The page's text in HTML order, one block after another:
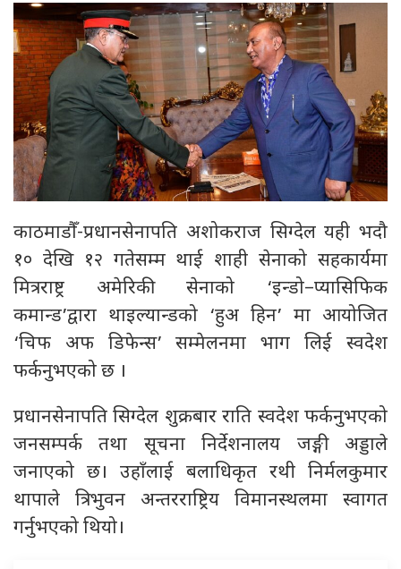
काठमाडौँ-प्रधानसेनापति अशोकराज सिग्देल यही भदौ
१० देखि १२ गतेसम्म थाई शाही सेनाको सहकार्यमा
मित्रराष्ट्र अमेरिकी सेनाको ‘इन्डो–प्यासिफिक
कमान्ड’द्वारा थाइल्यान्डको ‘हुअ हिन’ मा आयोजित
‘चिफ अफ डिफेन्स’ सम्मेलनमा भाग लिई स्वदेश
फर्कनुभएको छ ।
प्रधानसेनापति सिग्देल शुक्रबार राति स्वदेश फर्कनुभएको
जनसम्पर्क तथा सूचना निर्देशनालय जङ्गी अड्डाले
जनाएको छ। उहाँलाई बलाधिकृत रथी निर्मलकुमार
थापाले त्रिभुवन अन्तरराष्ट्रिय विमानस्थलमा स्वागत
गर्नुभएको थियो।